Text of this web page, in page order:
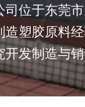
司位于东莞
造塑胶原料
开发制造与